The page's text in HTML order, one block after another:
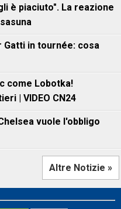
è piaciuto". La reazione
Gatti in tournée: cosa
come Lobotka!
| VIDEO CN24
vuole l'obbligo
Altre Notizie »